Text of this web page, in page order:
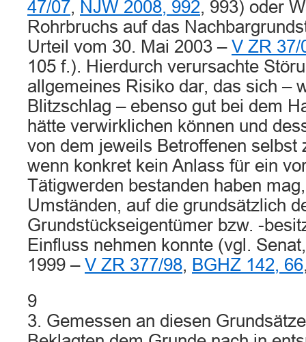
47/07, NJW 2008, 992, 993) oder
Rohrbruchs auf das
Urteil vom 30. Mai 2003 – V ZR 37/
105 f.). Hierdurch verursachte
allgemeines Risiko dar, das sich –
Blitzschlag – ebenso gut bei dem
hätte verwirklichen können und
von dem jeweils Betroffenen selbst
wenn konkret kein Anlass für ein
Tätigwerden bestanden haben
Umständen, auf die grundsätzlich
Grundstückseigentümer bzw. -
Einfluss nehmen konnte (vgl.
1999 – V ZR 377/98, BGHZ 142, 66
9
3. Gemessen an diesen